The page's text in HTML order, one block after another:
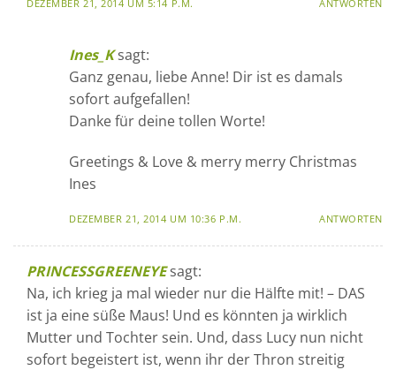
DEZEMBER 21, 2014 UM 5:14 P.M. ANTWORTEN
Ines_K sagt:
Ganz genau, liebe Anne! Dir ist es damals
sofort aufgefallen!
Danke für deine tollen Worte!
Greetings & Love & merry merry Christmas
Ines
DEZEMBER 21, 2014 UM 10:36 P.M. ANTWORTEN
PRINCESSGREENEYE sagt:
Na, ich krieg ja mal wieder nur die Hälfte mit! – DAS
ist ja eine süße Maus! Und es könnten ja wirklich
Mutter und Tochter sein. Und, dass Lucy nun nicht
sofort begeistert ist, wenn ihr der Thron streitig